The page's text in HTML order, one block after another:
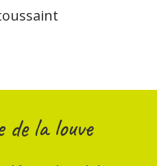
la louve